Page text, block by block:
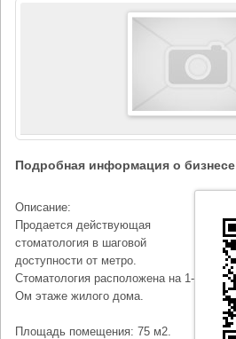
Подробная информация о бизнесе
Описание:
Продается действующая
стоматология в шаговой
доступности от метро.
Стоматология расположена на 1-
Ом этаже жилого дома.
Площадь помещения: 75 м2.